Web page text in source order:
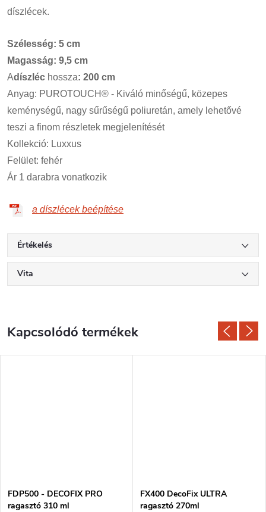
díszlécek.
Szélesség: 5 cm
Magasság: 9,5 cm
Adíszléc hossza: 200 cm
Anyag: PUROTOUCH® - Kiváló minőségű, közepes
keménységű, nagy sűrűségű poliuretán, amely lehetővé
teszi a finom részletek megjelenítését
Kollekció: Luxxus
Felület: fehér
Ár 1 darabra vonatkozik
a díszlécek beépítése
Értékelés
Vita
Kapcsolódó termékek
FDP500 - DECOFIX PRO
ragasztó 310 ml
FX400 DecoFix ULTRA
ragasztó 270ml